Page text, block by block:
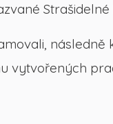
vytvořených